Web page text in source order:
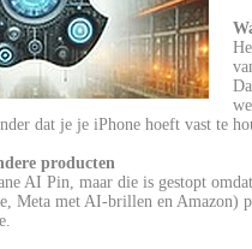
dat je je iPhone hoeft vast te
producten
AI Pin, maar die is gestopt
Meta met AI-brillen en Amazon)